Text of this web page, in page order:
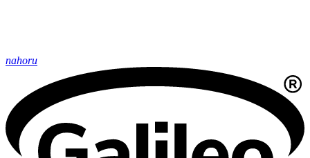
nahoru